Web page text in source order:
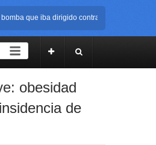
que iba dirigido contra Cali durante la
de la posesión presidencial de Abelardo
que presunto agresor escapara tras atacar a
que iba dirigido contra Cali durante la
obesidad
de